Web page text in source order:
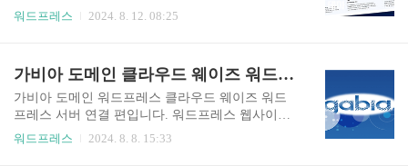
이름 > 슬러그 > 설명 > 새 카테고리 추가 순입니
다. 워드프레스 카테고리 생성 워드프레스에 로그
리 창에서 새 카테고리를 이름을 입력합니다.슬러
그는 URL에 들어갈 인식이 쉬운 영문 ..
하고 설정해야 합니다. 이번 글에서는 워드프레스
마 설치 워드프레스 테마 설치는 제너레이트프레
스(GeneratePress)를 합니다. 제너레이트프레스는
웹사이트를 효율적으로 구축하고 관리할 수 있도
록 돕는 다양한 기능을 갖춘 페이지가 가벼운 워드
프레스 테마입니다. 제너레이트프레스의 특징은
워드프레스 2024. 8. 12. 08:25
가비아 도메인 클라우드 웨이즈 워드프레스 서버 연결
가비아 도메인 워드프레스 클라우드 웨이즈 워드
프레스 서버 연결 편입니다. 워드프레스 웹사이트
를 정상적으로 운영하기 위해서는 도메인을 연결
워드프레스 2024. 8. 8. 15:33